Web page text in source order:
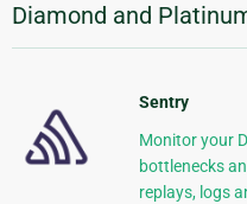
Diamond and
Sentry
Monitor your
bottlenecks
replays, logs